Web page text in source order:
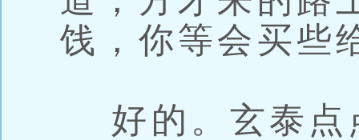
饯，你等会买些
好的。玄泰点